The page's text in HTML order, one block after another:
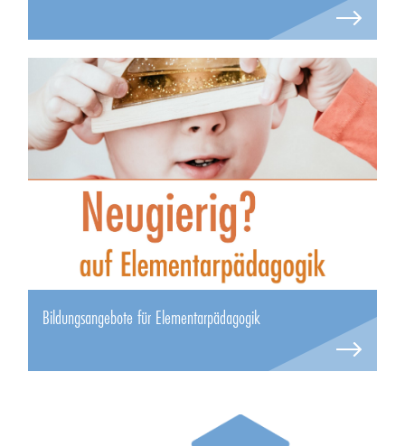
Bildungsangebote für Elementarpädagogik